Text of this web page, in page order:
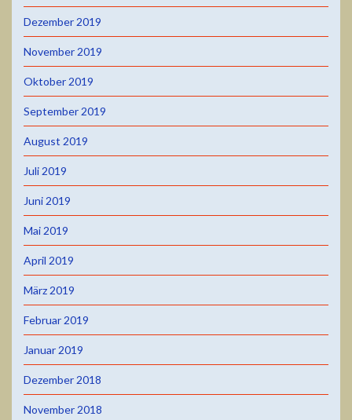
Dezember 2019
November 2019
Oktober 2019
September 2019
August 2019
Juli 2019
Juni 2019
Mai 2019
April 2019
März 2019
Februar 2019
Januar 2019
Dezember 2018
November 2018